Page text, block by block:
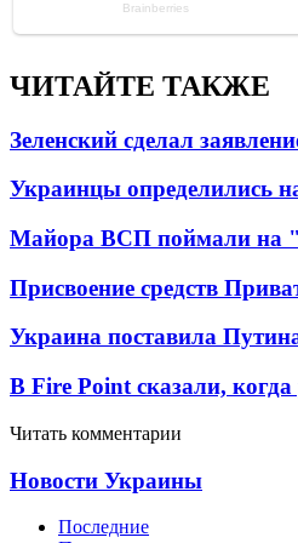
ЧИТАЙТЕ ТАКЖЕ
Зеленский сделал
Украинцы определились
Майора ВСП поймали на
Присвоение средств
Украина поставила
В Fire Point сказали,
Читать комментарии
Новости Украины
Последние